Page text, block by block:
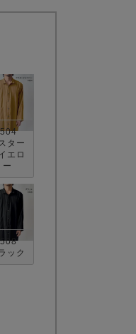
ター
エロ
ー
ック